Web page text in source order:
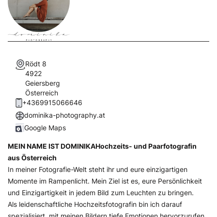
Rödt 8
4922
Geiersberg
Österreich
+4369915066646
dominika-photography.at
Google Maps
MEIN NAME IST DOMINIKAHochzeits- und Paarfotografin
aus Österreich
In meiner Fotografie-Welt steht ihr und eure einzigartigen
Momente im Rampenlicht. Mein Ziel ist es, eure Persönlichkeit
und Einzigartigkeit in jedem Bild zum Leuchten zu bringen.
Als leidenschaftliche Hochzeitsfotografin bin ich darauf